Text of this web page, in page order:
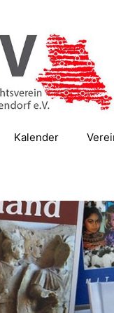
Kalender